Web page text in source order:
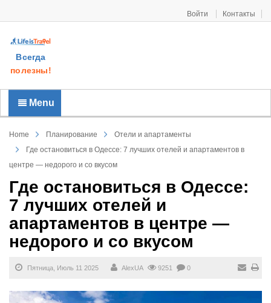
Войти Контакты
Всегда
полезны!
Menu
Home Планирование
Отели и апартаменты
Где остановиться в Одессе: 7 лучших отелей и апартаментов в
центре — недорого и со вкусом
Где остановиться в Одессе:
7 лучших отелей и
апартаментов в центре —
недорого и со вкусом
Пятница, Июль 11 2025 AlexUA 9251 0